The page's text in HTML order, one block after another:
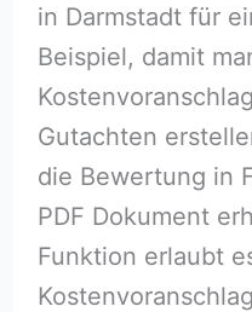
in Darmstadt für
Beispiel, damit
Gutachten
die Bewertung in
PDF Dokument
Funktion erlaubt